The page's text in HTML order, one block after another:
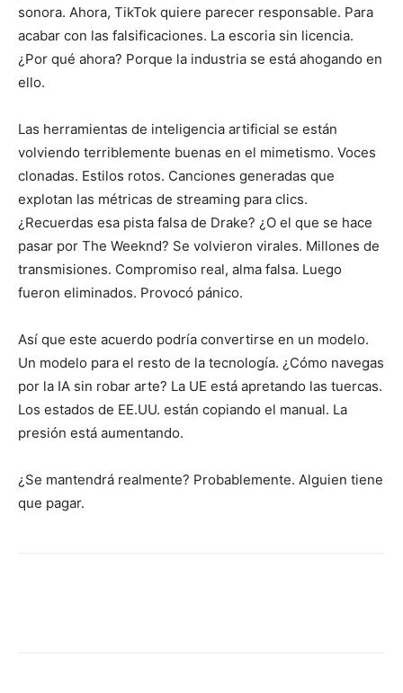
sonora. Ahora, TikTok quiere parecer responsable. Para
acabar con las falsificaciones. La escoria sin licencia.
¿Por qué ahora? Porque la industria se está ahogando en
ello.
Las herramientas de inteligencia artificial se están
volviendo terriblemente buenas en el mimetismo. Voces
clonadas. Estilos rotos. Canciones generadas que
explotan las métricas de streaming para clics.
¿Recuerdas esa pista falsa de Drake? ¿O el que se hace
pasar por The Weeknd? Se volvieron virales. Millones de
transmisiones. Compromiso real, alma falsa. Luego
fueron eliminados. Provocó pánico.
Así que este acuerdo podría convertirse en un modelo.
Un modelo para el resto de la tecnología. ¿Cómo navegas
por la IA sin robar arte? La UE está apretando las tuercas.
Los estados de EE.UU. están copiando el manual. La
presión está aumentando.
¿Se mantendrá realmente? Probablemente. Alguien tiene
que pagar.